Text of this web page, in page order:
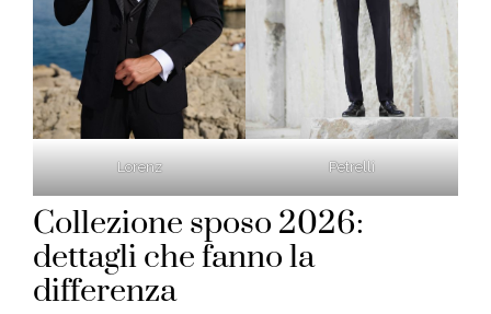
Lorenz Petrelli
Collezione sposo 2026:
dettagli che fanno la
differenza